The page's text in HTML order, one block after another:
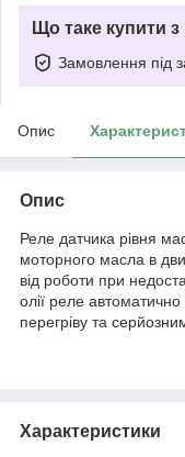
Що таке купити
Замовлення під
Опис
Опис
Реле датчика рівня
моторного масла в
від роботи при
олії реле
перегріву та
Характеристики